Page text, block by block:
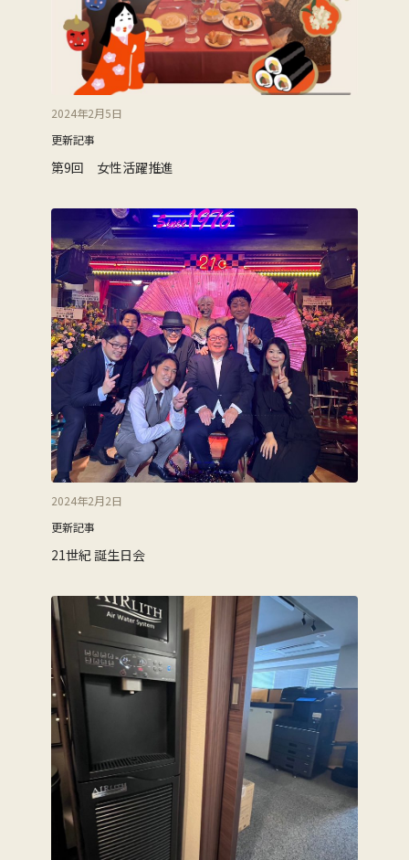
2024年2月5日
更新記事
第9回 女性活躍推進
2024年2月2日
更新記事
21世紀 誕生日会